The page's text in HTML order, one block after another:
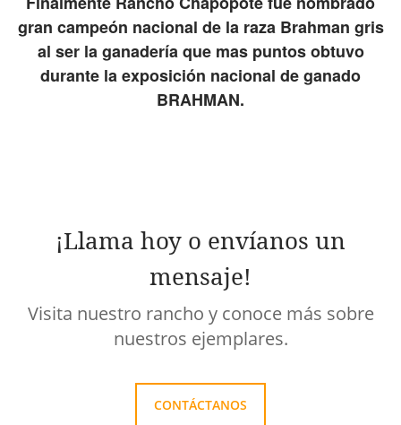
gran campeón nacional de la raza Brahman gris
al ser la ganadería que mas puntos obtuvo
durante la exposición nacional de ganado
BRAHMAN.
¡Llama hoy o envíanos un
mensaje!
Visita nuestro rancho y conoce más sobre
nuestros ejemplares.
CONTÁCTANOS